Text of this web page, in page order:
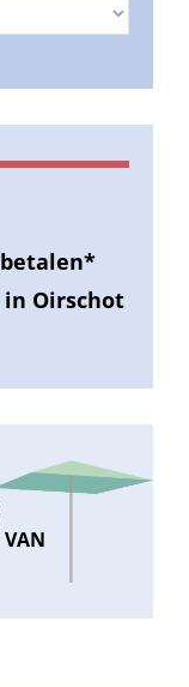
Oirschot
VAN